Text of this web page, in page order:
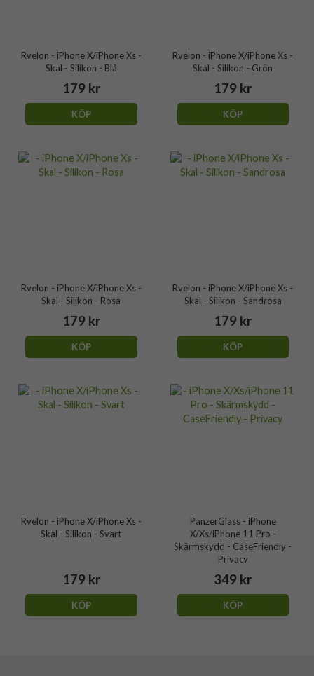
Rvelon - iPhone X/iPhone Xs -
Skal - Silikon - Blå
179 kr
KÖP
Rvelon - iPhone X/iPhone Xs -
Skal - Silikon - Grön
179 kr
KÖP
Rvelon - iPhone X/iPhone Xs -
Skal - Silikon - Rosa
179 kr
KÖP
Rvelon - iPhone X/iPhone Xs -
Skal - Silikon - Sandrosa
179 kr
KÖP
Rvelon - iPhone X/iPhone Xs -
Skal - Silikon - Svart
179 kr
KÖP
PanzerGlass - iPhone
X/Xs/iPhone 11 Pro -
Skärmskydd - CaseFriendly -
Privacy
349 kr
KÖP